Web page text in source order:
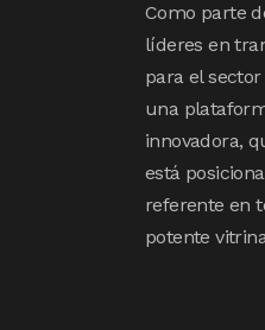
Como parte
líderes en
para el
una
innovadora,
está
referente en
potente